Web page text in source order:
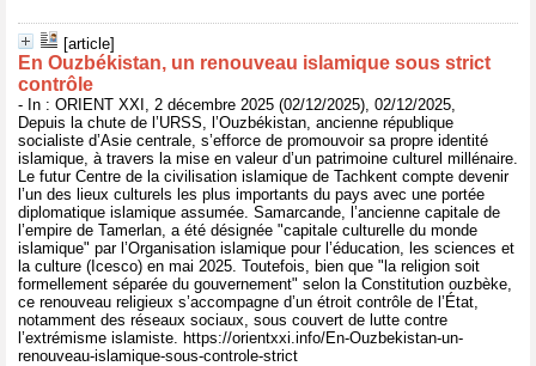
[article]
En Ouzbékistan, un renouveau islamique sous strict
contrôle
- In : ORIENT XXI, 2 décembre 2025 (02/12/2025), 02/12/2025,
Depuis la chute de l’URSS, l’Ouzbékistan, ancienne république
socialiste d’Asie centrale, s’efforce de promouvoir sa propre identité
islamique, à travers la mise en valeur d’un patrimoine culturel millénaire.
Le futur Centre de la civilisation islamique de Tachkent compte devenir
l’un des lieux culturels les plus importants du pays avec une portée
diplomatique islamique assumée. Samarcande, l’ancienne capitale de
l’empire de Tamerlan, a été désignée "capitale culturelle du monde
islamique" par l’Organisation islamique pour l’éducation, les sciences et
la culture (Icesco) en mai 2025. Toutefois, bien que "la religion soit
formellement séparée du gouvernement" selon la Constitution ouzbèke,
ce renouveau religieux s’accompagne d’un étroit contrôle de l’État,
notamment des réseaux sociaux, sous couvert de lutte contre
l’extrémisme islamiste. https://orientxxi.info/En-Ouzbekistan-un-
renouveau-islamique-sous-controle-strict